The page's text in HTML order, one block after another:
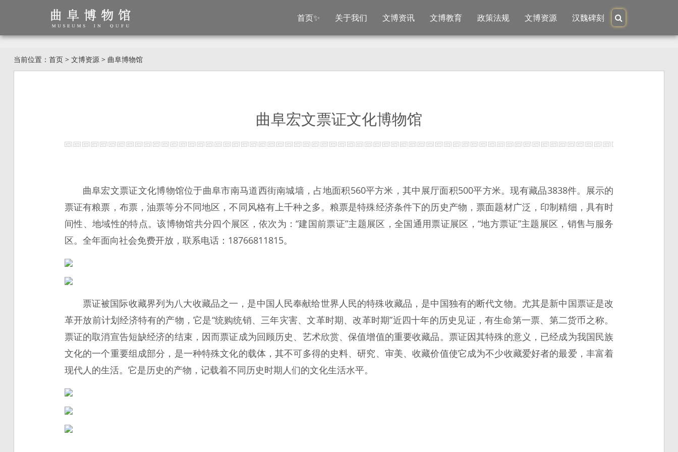
首页✨ 关于我们 文博资讯 文博教育 政策法规 文博资源 汉魏碑刻
当前位置： 首页> 文博资源> 曲阜博物馆
曲阜宏文票证文化博物馆
曲阜宏文票证文化博物馆位于曲阜市南马道西街南城墙，占地面积560平方米，其中展厅面积500平方米。现有藏品3838件。展示的
票证有粮票，布票，油票等分不同地区，不同风格有上千种之多。粮票是特殊经济条件下的历史产物，票面题材广泛，印制精细，具有时
间性、地域性的特点。该博物馆共分四个展区，依次为：“建国前票证”主题展区，全国通用票证展区，“地方票证”主题展区，销售与服务
区。全年面向社会免费开放，联系电话：18766811815。
票证被国际收藏界列为八大收藏品之一，是中国人民奉献给世界人民的特殊收藏品，是中国独有的断代文物。尤其是新中国票证是改
革开放前计划经济特有的产物，它是“统购统销、三年灾害、文革时期、改革时期”近四十年的历史见证，有生命第一票、第二货币之称。
票证的取消宣告短缺经济的结束，因而票证成为回顾历史、艺术欣赏、保值增值的重要收藏品。票证因其特殊的意义，已经成为我国民族
文化的一个重要组成部分，是一种特殊文化的载体，其不可多得的史料、研究、审美、收藏价值使它成为不少收藏爱好者的最爱，丰富着
现代人的生活。它是历史的产物，记载着不同历史时期人们的文化生活水平。